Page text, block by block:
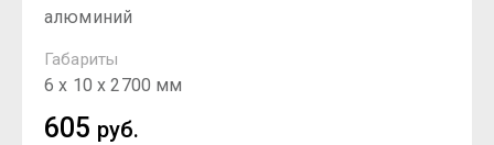
алюминий
Габариты
6 х 10 х 2700 мм
605 руб.